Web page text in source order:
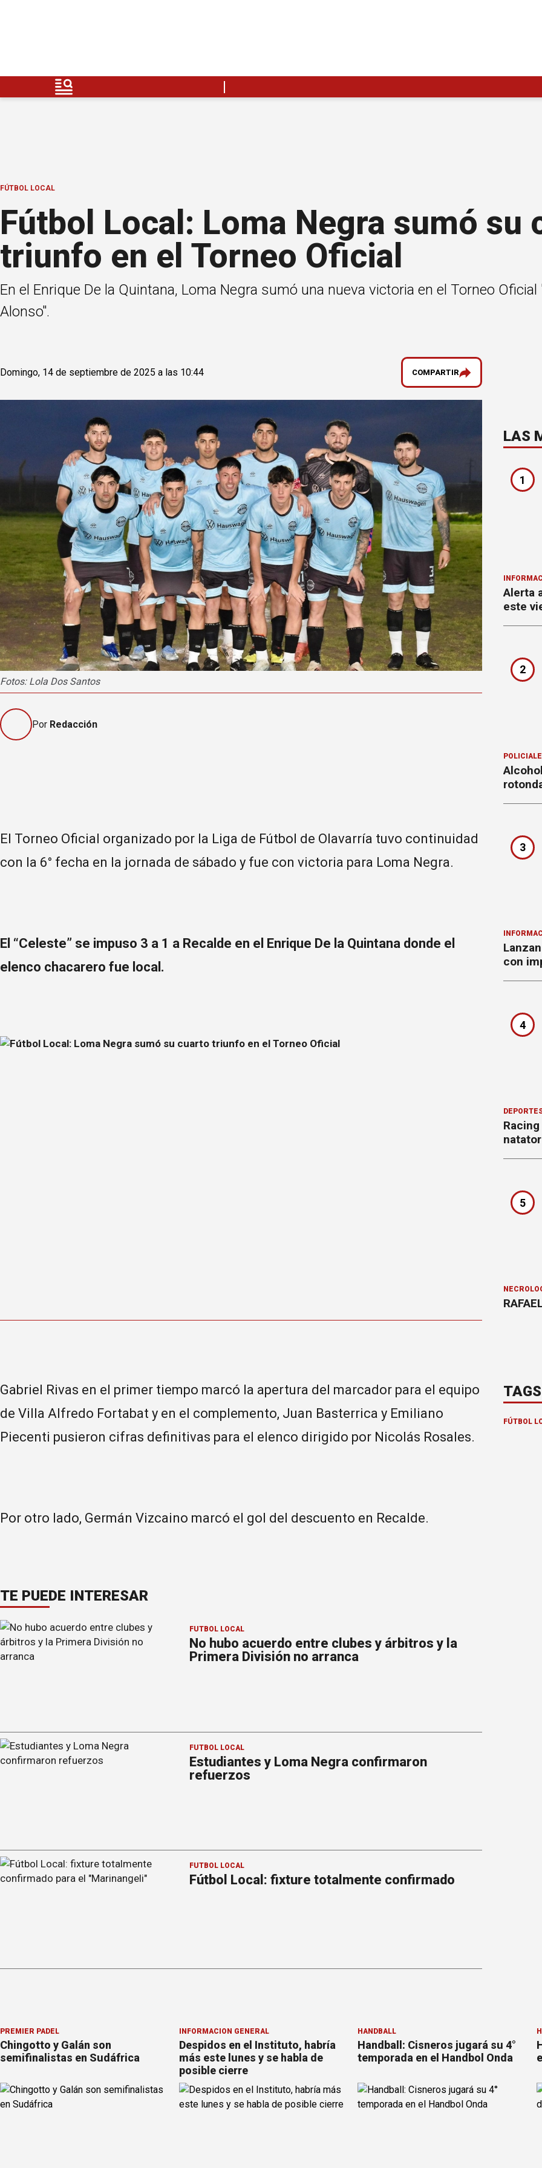
FÚTBOL LOCAL
Fútbol Local: Loma Negra sumó su
triunfo en el Torneo Oficial
En el Enrique De la Quintana, Loma Negra sumó una nueva victoria en el Torneo
Alonso".
Domingo, 14 de septiembre de 2025 a las 10:44 COMPARTIR
Fotos: Lola Dos Santos
Por Redacción
El Torneo Oficial organizado por la Liga de Fútbol de Olavarría tuvo continuidad
con la 6° fecha en la jornada de sábado y fue con victoria para Loma Negra.
El “Celeste” se impuso 3 a 1 a Recalde en el Enrique De la Quintana donde el
elenco chacarero fue local.
Gabriel Rivas en el primer tiempo marcó la apertura del marcador para el equipo
de Villa Alfredo Fortabat y en el complemento, Juan Basterrica y Emiliano
Piecenti pusieron cifras definitivas para el elenco dirigido por Nicolás Rosales.
Por otro lado, Germán Vizcaino marcó el gol del descuento en Recalde.
TE PUEDE INTERESAR
FÚTBOL LOCAL
No hubo acuerdo entre clubes y árbitros y la
Primera División no arranca
FÚTBOL LOCAL
Estudiantes y Loma Negra confirmaron
refuerzos
FÚTBOL LOCAL
Fútbol Local: fixture totalmente confirmado
LAS
1
Alerta
este
2
3
con
4
5
TAGS
FÚTBOL
PREMIER PÁDEL
Chingotto y Galán son
semifinalistas en Sudáfrica
INFORMACION GENERAL
Despidos en el Instituto, habría
más este lunes y se habla de
posible cierre
HANDBALL
Handball: Cisneros jugará su 4°
temporada en el Handbol Onda